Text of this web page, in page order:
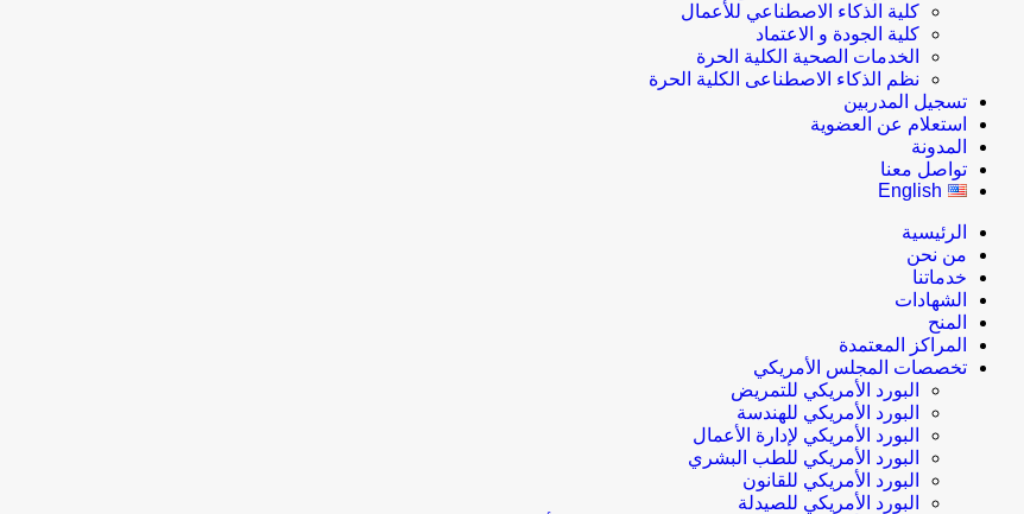
كلية الذكاء الاصطناعي للأعمال
كلية الجودة و الاعتماد
الخدمات الصحية الكلية الحرة
نظم الذكاء الاصطناعى الكلية الحرة
تسجيل المدربين
استعلام عن العضوية
المدونة
تواصل معنا
English
الرئيسية
من نحن
خدماتنا
الشهادات
المنح
المراكز المعتمدة
تخصصات المجلس الأمريكي
البورد الأمريكي للتمريض
البورد الأمريكي للهندسة
البورد الأمريكي لإدارة الأعمال
البورد الأمريكي للطب البشري
البورد الأمريكي للقانون
البورد الأمريكي للصيدلة